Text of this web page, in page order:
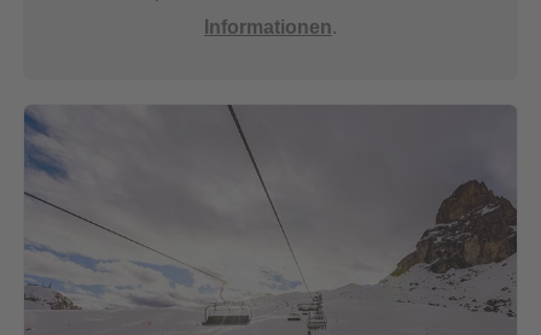
Informationen.